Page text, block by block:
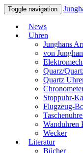
Toggle navigation
News
Uhren
Junghans
von
Quarz/
Quartz
Stoppuhr-
Flugzeug-
Wanduhren
Wecker
Literatur
Bücher